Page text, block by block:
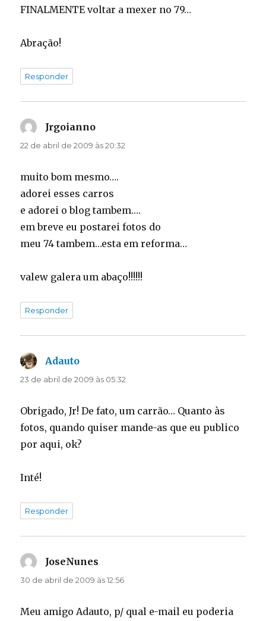
FINALMENTE voltar a mexer no 79…
Abração!
Responder
Jrgoianno
22 de abril de 2009 às 20:32
muito bom mesmo….
adorei esses carros
e adorei o blog tambem….
em breve eu postarei fotos do
meu 74 tambem…esta em reforma…
valew galera um abaço!!!!!!
Responder
Adauto
23 de abril de 2009 às 05:32
Obrigado, Jr! De fato, um carrão… Quanto às
fotos, quando quiser mande-as que eu publico
por aqui, ok?
Inté!
Responder
JoseNunes
30 de abril de 2009 às 12:56
Meu amigo Adauto, p/ qual e-mail eu poderia